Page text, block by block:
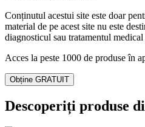
Conținutul acestui site este doar
material de pe acest site nu este
diagnosticul sau tratamentul
Acces la peste 1000 de produse în
Obține GRATUIT
Descoperiți produse